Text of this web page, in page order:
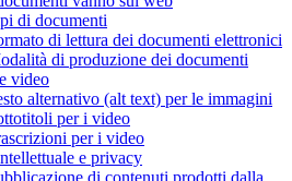
di documenti
di lettura dei documenti elettronici
di produzione dei documenti
video
alternativo (alt text) per le immagini
per i video
per i video
e privacy
di contenuti prodotti dalla